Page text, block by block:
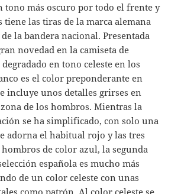
tono más oscuro por todo el frente y
tiene las tiras de la marca alemana
la bandera nacional. Presentada
novedad en la camiseta de
en tono celeste en los
es el color preponderante en
incluye unos detalles grirses en
de los hombros. Mientras la
se ha simplificado, con solo una
adorna el habitual rojo y las tres
de color azul, la segunda
española es mucho más
de un color celeste con unas